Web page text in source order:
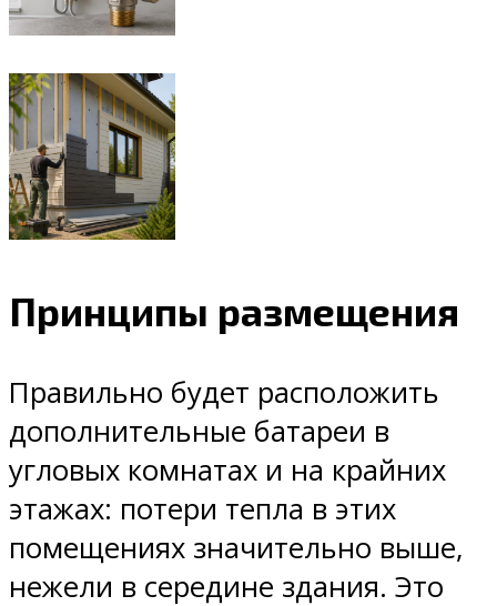
Принципы размещения
Правильно будет расположить
дополнительные батареи в
угловых комнатах и на крайних
этажах: потери тепла в этих
помещениях значительно выше,
нежели в середине здания. Это